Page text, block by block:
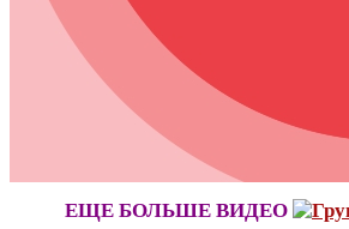
ЕЩЕ БОЛЬШЕ ВИДЕО